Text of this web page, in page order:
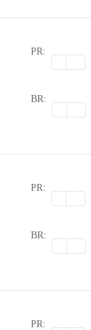
PR:
BR:
PR:
BR:
PR: